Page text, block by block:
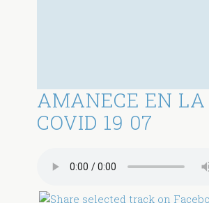
AMANECE EN LA
COVID 19 07